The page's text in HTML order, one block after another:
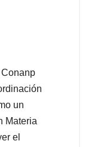
un
Materia
el